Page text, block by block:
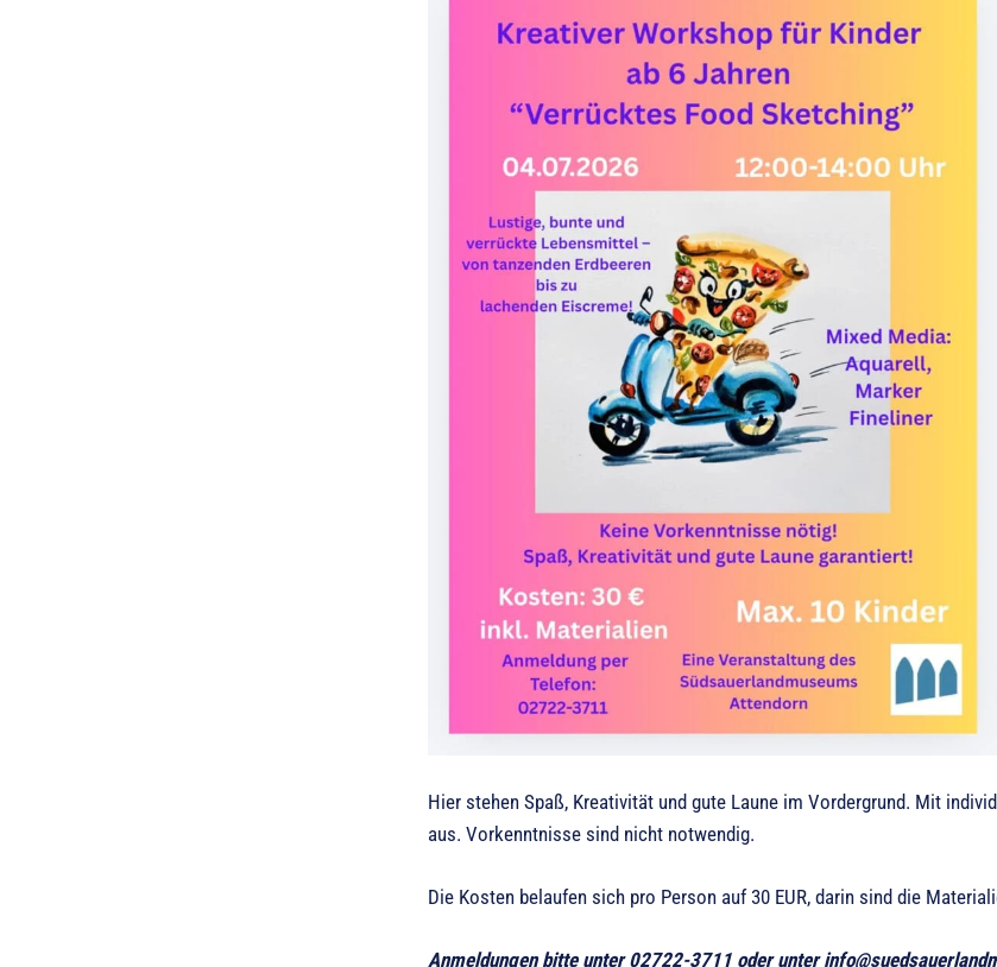
Hier stehen Spaß, Kreativität und gute Laune im Vordergrund. Mit
aus. Vorkenntnisse sind nicht notwendig.
Die Kosten belaufen sich pro Person auf 30 EUR, darin sind die
Anmeldungen bitte unter 02722-3711 oder unter